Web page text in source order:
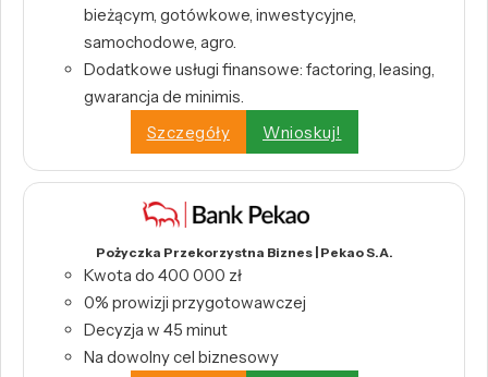
bieżącym, gotówkowe, inwestycyjne,
samochodowe, agro.
Dodatkowe usługi finansowe: factoring, leasing,
gwarancja de minimis.
Szczegóły
Wnioskuj!
Pożyczka Przekorzystna Biznes | Pekao S.A.
Kwota do 400 000 zł
0% prowizji przygotowawczej
Decyzja w 45 minut
Na dowolny cel biznesowy